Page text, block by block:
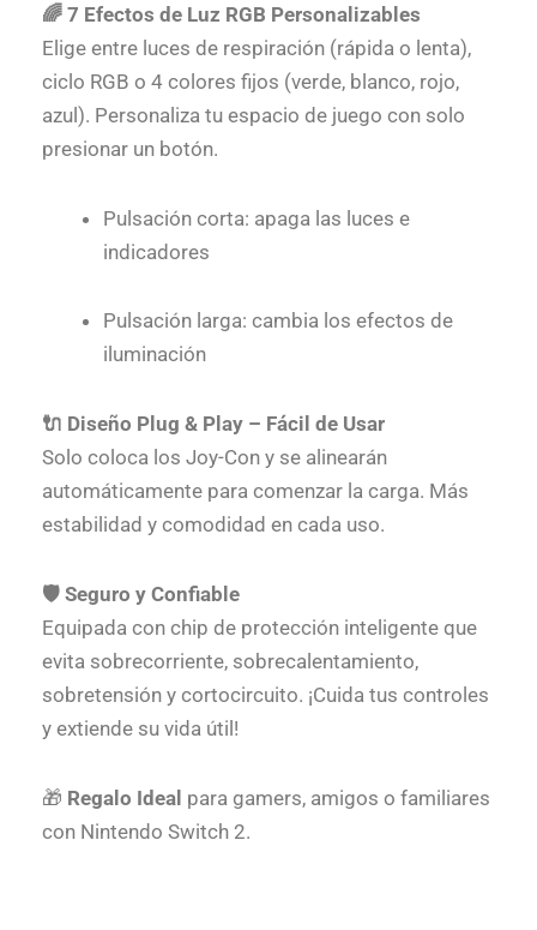
🌈 7 Efectos de Luz RGB Personalizables
Elige entre luces de respiración (rápida o lenta),
ciclo RGB o 4 colores fijos (verde, blanco, rojo,
azul). Personaliza tu espacio de juego con solo
presionar un botón.
Pulsación corta: apaga las luces e
indicadores
Pulsación larga: cambia los efectos de
iluminación
🔌 Diseño Plug & Play – Fácil de Usar
Solo coloca los Joy-Con y se alinearán
automáticamente para comenzar la carga. Más
estabilidad y comodidad en cada uso.
🛡️ Seguro y Confiable
Equipada con chip de protección inteligente que
evita sobrecorriente, sobrecalentamiento,
sobretensión y cortocircuito. ¡Cuida tus controles
y extiende su vida útil!
🎁 Regalo Ideal para gamers, amigos o familiares
con Nintendo Switch 2.